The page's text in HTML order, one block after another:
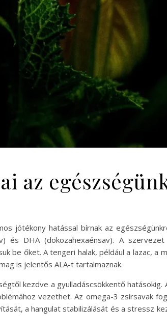
az
jótékony hatással bírnak az
és DHA (dokozahexaénsav). A szervezet
be őket. A tengeri halak, például a lazac, a
is jelentős ALA-t tartalmaznak.
kezdve a gyulladáscsökkentő hatásokig.
vezethet. Az omega-3 zsírsavak
a hangulat stabilizálását és a stressz